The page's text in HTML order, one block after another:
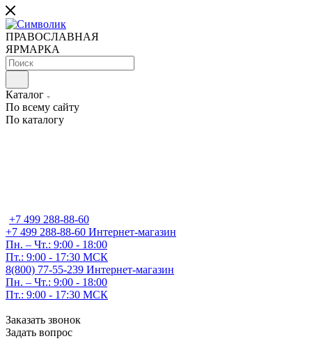
ПРАВОСЛАВНАЯ
ЯРМАРКА
Каталог
По всему сайту
По каталогу
+7 499 288-88-60
+7 499 288-88-60 Интернет-магазин
Пн. – Чт.: 9:00 - 18:00
Пт.: 9:00 - 17:30 МСК
8(800) 77-55-239 Интернет-магазин
Пн. – Чт.: 9:00 - 18:00
Пт.: 9:00 - 17:30 МСК
Заказать звонок
Задать вопрос